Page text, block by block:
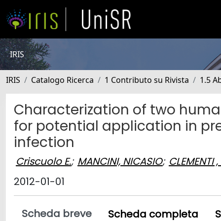
IRIS
IRIS Catalogo Ricerca 1 Contributo su Rivista 1.5
Characterization of two
for potential application in
infection
Criscuolo E.; MANCINI, NICASIO; CLEMENTI
2012-01-01
Scheda breve Scheda completa